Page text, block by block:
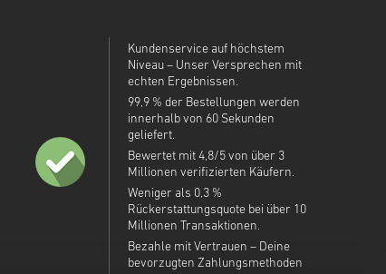
Kundenservice auf höchstem
Niveau – Unser Versprechen mit
echten Ergebnissen.
99,9 % der Bestellungen werden
innerhalb von 60 Sekunden
geliefert.
Bewertet mit 4,8/5 von über 3
Millionen verifizierten Käufern.
Weniger als 0,3 %
Rückerstattungsquote bei über 10
Millionen Transaktionen.
Bezahle mit Vertrauen – Deine
bevorzugten Zahlungsmethoden